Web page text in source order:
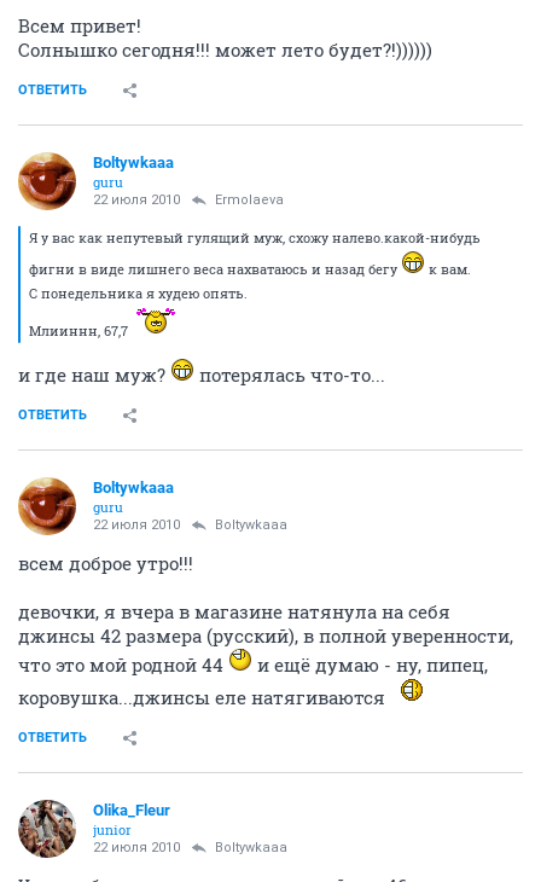
Всем привет!
Солнышко сегодня!!! может лето будет?!))))))
ОТВЕТИТЬ
Boltywkaaa
guru
22 июля 2010 Ermolaeva
Я у вас как непутевый гулящий муж, схожу налево.какой-нибудь
фигни в виде лишнего веса нахватаюсь и назад бегу
к вам.
С понедельника я худею опять.
Млииннн, 67,7
и где наш муж? потерялась что-то...
ОТВЕТИТЬ
Boltywkaaa
guru
22 июля 2010 Boltywkaaa
всем доброе утро!!!
девочки, я вчера в магазине натянула на себя
джинсы 42 размера (русский), в полной уверенности,
что это мой родной 44
и ещё думаю - ну, пипец,
коровушка...джинсы еле натягиваются
ОТВЕТИТЬ
Olika_Fleur
junior
22 июля 2010 Boltywkaaa